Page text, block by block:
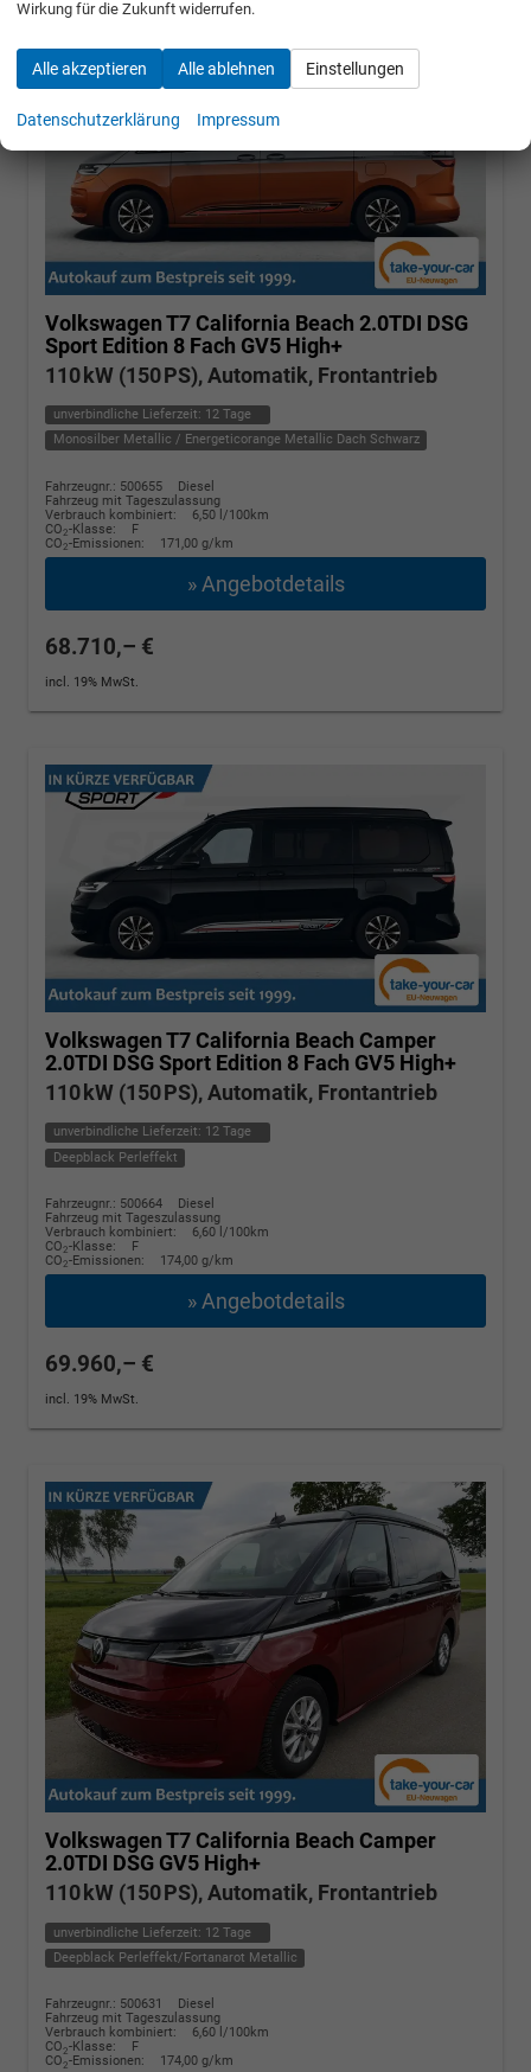
Volkswagen T7 California Beach 2.0TDI DSG
Sport Edition 8 Fach GV5 High+
110 kW (150 PS), Automatik, Frontantrieb
unverbindliche Lieferzeit: 12 Tage
Monosilber Metallic / Energeticorange Metallic Dach Schwarz
Fahrzeugnr.: 500655
Diesel
Fahrzeug mit Tageszulassung
Verbrauch kombiniert:
6,50 l/100km
CO2-Klasse:
F
CO2-Emissionen: 171,00 g/km
» Angebotdetails
68.710,– €
incl. 19% MwSt.
Volkswagen T7 California Beach Camper
2.0TDI DSG Sport Edition 8 Fach GV5 High+
110 kW (150 PS), Automatik, Frontantrieb
unverbindliche Lieferzeit: 12 Tage
Deepblack Perleffekt
Fahrzeugnr.: 500664
Diesel
Fahrzeug mit Tageszulassung
Verbrauch kombiniert:
6,60 l/100km
CO2-Klasse:
F
CO2-Emissionen: 174,00 g/km
» Angebotdetails
69.960,– €
incl. 19% MwSt.
Volkswagen T7 California Beach Camper
2.0TDI DSG GV5 High+
110 kW (150 PS), Automatik, Frontantrieb
unverbindliche Lieferzeit: 12 Tage
Deepblack Perleffekt/Fortanarot Metallic
Fahrzeugnr.: 500631
Diesel
Fahrzeug mit Tageszulassung
Verbrauch kombiniert:
6,60 l/100km
CO2-Klasse:
F
CO2-Emissionen: 174,00 g/km
Wirkung für die Zukunft widerrufen.
Alle akzeptieren Alle ablehnen Einstellungen
Datenschutzerklärung Impressum